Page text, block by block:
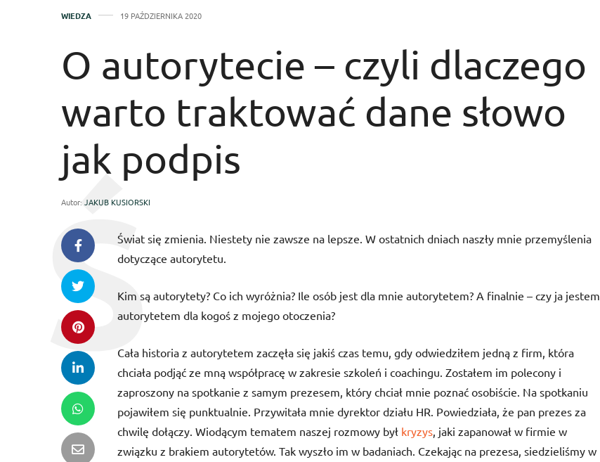
WIEDZA 19 PAŹDZIERNIKA 2020
O autorytecie – czyli dlaczego
warto traktować dane słowo
jak podpis
Autor: JAKUB KUSIORSKI
Świat się zmienia. Niestety nie zawsze na lepsze. W ostatnich dniach naszły mnie przemyślenia
dotyczące autorytetu.
Kim są autorytety? Co ich wyróżnia? Ile osób jest dla mnie autorytetem? A finalnie – czy ja jestem
autorytetem dla kogoś z mojego otoczenia?
Cała historia z autorytetem zaczęła się jakiś czas temu, gdy odwiedziłem jedną z firm, która
chciała podjąć ze mną współpracę w zakresie szkoleń i coachingu. Zostałem im polecony i
zaproszony na spotkanie z samym prezesem, który chciał mnie poznać osobiście. Na spotkaniu
pojawiłem się punktualnie. Przywitała mnie dyrektor działu HR. Powiedziała, że pan prezes za
chwilę dołączy. Wiodącym tematem naszej rozmowy był kryzys, jaki zapanował w firmie w
związku z brakiem autorytetów. Tak wyszło im w badaniach. Czekając na prezesa, siedzieliśmy w